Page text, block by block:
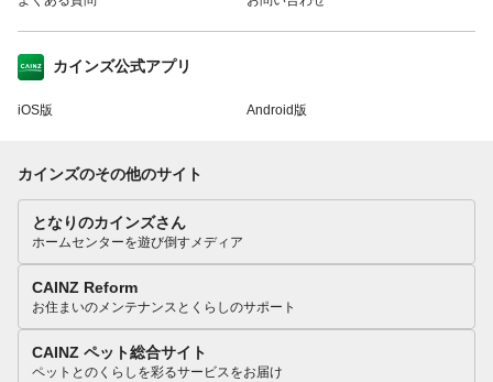
カインズ公式アプリ
iOS版 Android版
カインズのその他のサイト
となりのカインズさん
ホームセンターを遊び倒すメディア
CAINZ Reform
お住まいのメンテナンスとくらしのサポート
CAINZ ペット総合サイト
ペットとのくらしを彩るサービスをお届け